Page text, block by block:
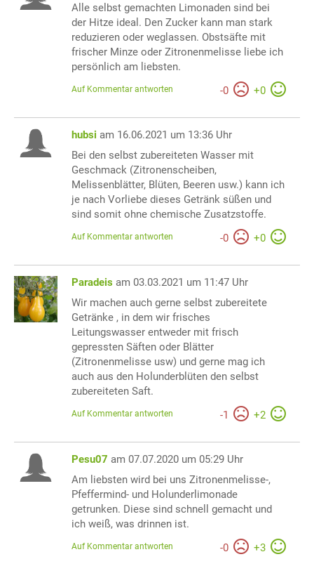
Alle selbst gemachten Limonaden sind bei
der Hitze ideal. Den Zucker kann man stark
reduzieren oder weglassen. Obstsäfte mit
frischer Minze oder Zitronenmelisse liebe ich
persönlich am liebsten.
-0 +0
Auf Kommentar antworten
hubsi am 16.06.2021 um 13:36 Uhr
Bei den selbst zubereiteten Wasser mit
Geschmack (Zitronenscheiben,
Melissenblätter, Blüten, Beeren usw.) kann ich
je nach Vorliebe dieses Getränk süßen und
sind somit ohne chemische Zusatzstoffe.
-0 +0
Auf Kommentar antworten
Paradeis am 03.03.2021 um 11:47 Uhr
Wir machen auch gerne selbst zubereitete
Getränke , in dem wir frisches
Leitungswasser entweder mit frisch
gepressten Säften oder Blätter
(Zitronenmelisse usw) und gerne mag ich
auch aus den Holunderblüten den selbst
zubereiteten Saft.
-1 +2
Auf Kommentar antworten
Pesu07 am 07.07.2020 um 05:29 Uhr
Am liebsten wird bei uns Zitronenmelisse-,
Pfeffermind- und Holunderlimonade
getrunken. Diese sind schnell gemacht und
ich weiß, was drinnen ist.
-0 +3
Auf Kommentar antworten